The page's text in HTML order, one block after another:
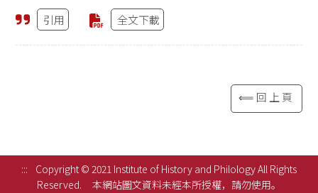
引用 全文下載
⟸回上頁
:::
Copyright © 2021 Institute of History and Philology All Rights
Reserved.
本網站圖文資料未經本所授權，請勿使用。